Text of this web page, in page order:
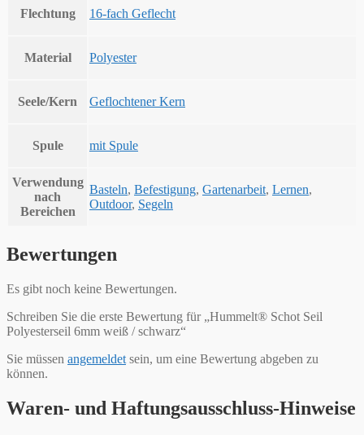
Flechtung 16-fach Geflecht
Material Polyester
Seele/Kern Geflochtener Kern
Spule mit Spule
Verwendung
nach
Bereichen
Basteln, Befestigung, Gartenarbeit, Lernen,
Outdoor, Segeln
Bewertungen
Es gibt noch keine Bewertungen.
Schreiben Sie die erste Bewertung für „Hummelt® Schot Seil
Polyesterseil 6mm weiß / schwarz“
Sie müssen angemeldet sein, um eine Bewertung abgeben zu
können.
Waren- und Haftungsausschluss-Hinweise